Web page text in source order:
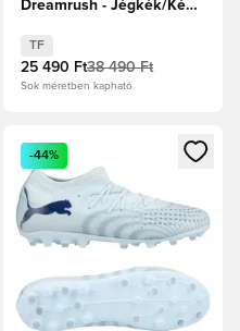
Dreamrush - Jégkék/Kék
TF
25 490 Ft38 490 Ft
Sok méretben kapható
vagy a tagként
Megnyit egy modált a
-44%